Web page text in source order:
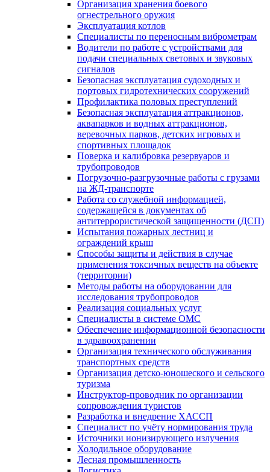
Организация хранения боевого
огнестрельного оружия
Эксплуатация котлов
Специалисты по переносным виброметрам
Водители по работе с устройствами для
подачи специальных световых и звуковых
сигналов
Безопасная эксплуатация судоходных и
портовых гидротехнических сооружений
Профилактика половых преступлений
Безопасная эксплуатация аттракционов,
аквапарков и водных аттракционов,
веревочных парков, детских игровых и
спортивных площадок
Поверка и калибровка резервуаров и
трубопроводов
Погрузочно-разгрузочные работы с грузами
на ЖД-транспорте
Работа со служебной информацией,
содержащейся в документах об
антитеррористической защищенности (ДСП)
Испытания пожарных лестниц и
ограждений крыш
Способы защиты и действия в случае
применения токсичных веществ на объекте
(территории)
Методы работы на оборудовании для
исследования трубопроводов
Реализация социальных услуг
Специалисты в системе ОМС
Обеспечение информационной безопасности
в здравоохранении
Организация технического обслуживания
транспортных средств
Организация детско-юношеского и сельского
туризма
Инструктор-проводник по организации
сопровождения туристов
Разработка и внедрение ХАССП
Специалист по учёту нормирования труда
Источники ионизирующего излучения
Холодильное оборудование
Лесная промышленность